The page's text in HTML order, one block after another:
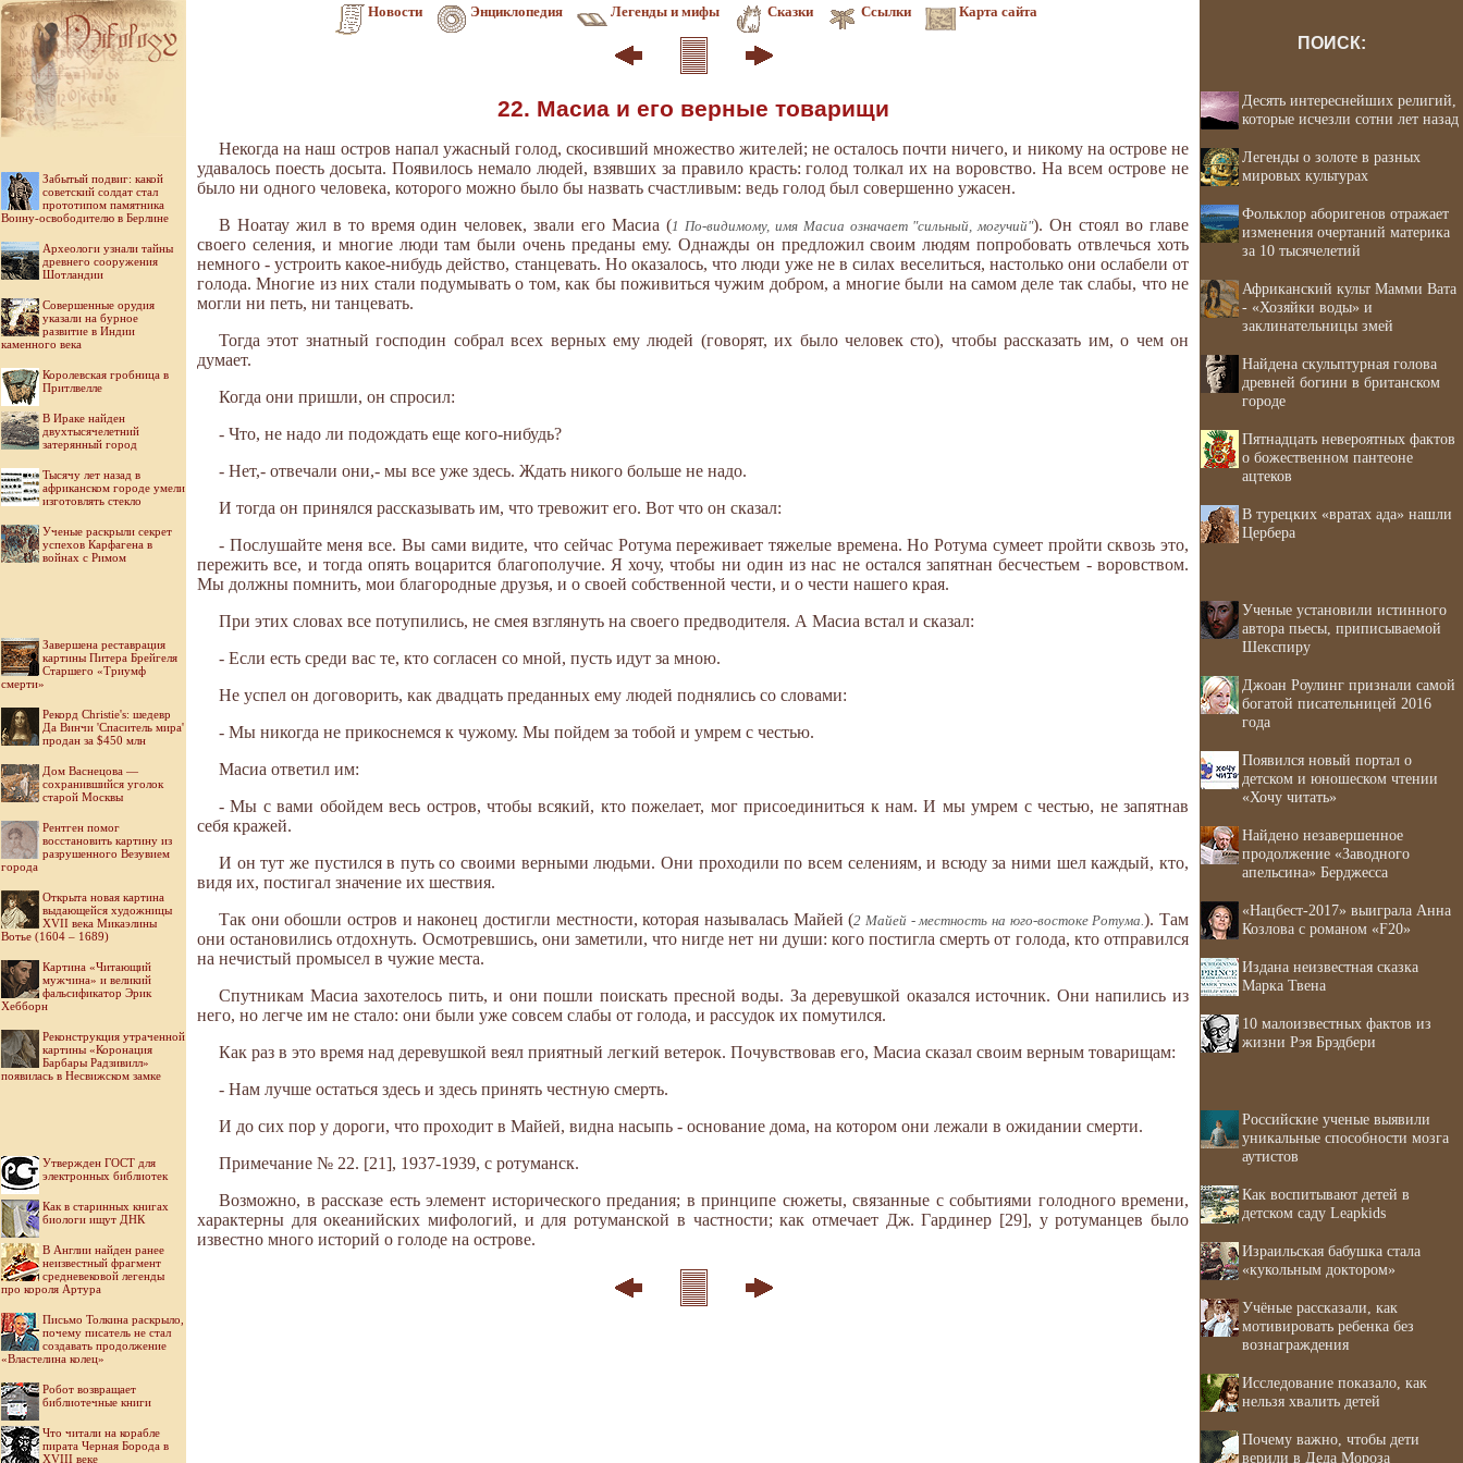
Новости Энциклопедия Легенды и мифы Сказки Ссылки Карта сайта
Забытый подвиг: какой
советский солдат стал
прототипом памятника
Воину-освободителю в Берлине
Археологи узнали тайны
древнего сооружения
Шотландии
Совершенные орудия
указали на бурное
развитие в Индии
каменного века
Королевская гробница в
Притлвелле
В Ираке найден
двухтысячелетний
затерянный город
Тысячу лет назад в
африканском городе умели
изготовлять стекло
Ученые раскрыли секрет
успехов Карфагена в
войнах с Римом
Завершена реставрация
картины Питера Брейгеля
Старшего «Триумф
смерти»
Рекорд Christie's: шедевр
Да Винчи 'Спаситель мира'
продан за $450 млн
Дом Васнецова —
сохранившийся уголок
старой Москвы
Рентген помог
восстановить картину из
разрушенного Везувием
города
Открыта новая картина
выдающейся художницы
XVII века Микаэлины
Вотье (1604 – 1689)
Картина «Читающий
мужчина» и великий
фальсификатор Эрик
Хебборн
Реконструкция утраченной
картины «Коронация
Барбары Радзивилл»
появилась в Несвижском замке
Утвержден ГОСТ для
электронных библиотек
Как в старинных книгах
биологи ищут ДНК
В Англии найден ранее
неизвестный фрагмент
средневековой легенды
про короля Артура
Письмо Толкина раскрыло,
почему писатель не стал
создавать продолжение
«Властелина колец»
Робот возвращает
библиотечные книги
Что читали на корабле
пирата Черная Борода в
XVIII веке
22. Масиа и его верные товарищи
Некогда на наш остров напал ужасный голод, скосивший множество жителей; не осталось почти ничего, и никому на острове не
удавалось поесть досыта. Появилось немало людей, взявших за правило красть: голод толкал их на воровство. На всем острове не
было ни одного человека, которого можно было бы назвать счастливым: ведь голод был совершенно ужасен.
В Ноатау жил в то время один человек, звали его Масиа (1 По-видимому, имя Масиа означает "сильный, могучий"). Он стоял во главе
своего селения, и многие люди там были очень преданы ему. Однажды он предложил своим людям попробовать отвлечься хоть
немного - устроить какое-нибудь действо, станцевать. Но оказалось, что люди уже не в силах веселиться, настолько они ослабели от
голода. Многие из них стали подумывать о том, как бы поживиться чужим добром, а многие были на самом деле так слабы, что не
могли ни петь, ни танцевать.
Тогда этот знатный господин собрал всех верных ему людей (говорят, их было человек сто), чтобы рассказать им, о чем он
думает.
Когда они пришли, он спросил:
- Что, не надо ли подождать еще кого-нибудь?
- Нет,- отвечали они,- мы все уже здесь. Ждать никого больше не надо.
И тогда он принялся рассказывать им, что тревожит его. Вот что он сказал:
- Послушайте меня все. Вы сами видите, что сейчас Ротума переживает тяжелые времена. Но Ротума сумеет пройти сквозь это,
пережить все, и тогда опять воцарится благополучие. Я хочу, чтобы ни один из нас не остался запятнан бесчестьем - воровством.
Мы должны помнить, мои благородные друзья, и о своей собственной чести, и о чести нашего края.
При этих словах все потупились, не смея взглянуть на своего предводителя. А Масиа встал и сказал:
- Если есть среди вас те, кто согласен со мной, пусть идут за мною.
Не успел он договорить, как двадцать преданных ему людей поднялись со словами:
- Мы никогда не прикоснемся к чужому. Мы пойдем за тобой и умрем с честью.
Масиа ответил им:
- Мы с вами обойдем весь остров, чтобы всякий, кто пожелает, мог присоединиться к нам. И мы умрем с честью, не запятнав
себя кражей.
И он тут же пустился в путь со своими верными людьми. Они проходили по всем селениям, и всюду за ними шел каждый, кто,
видя их, постигал значение их шествия.
Так они обошли остров и наконец достигли местности, которая называлась Майей (2 Майей - местность на юго-востоке Ротума.). Там
они остановились отдохнуть. Осмотревшись, они заметили, что нигде нет ни души: кого постигла смерть от голода, кто отправился
на нечистый промысел в чужие места.
Спутникам Масиа захотелось пить, и они пошли поискать пресной воды. За деревушкой оказался источник. Они напились из
него, но легче им не стало: они были уже совсем слабы от голода, и рассудок их помутился.
Как раз в это время над деревушкой веял приятный легкий ветерок. Почувствовав его, Масиа сказал своим верным товарищам:
- Нам лучше остаться здесь и здесь принять честную смерть.
И до сих пор у дороги, что проходит в Майей, видна насыпь - основание дома, на котором они лежали в ожидании смерти.
Примечание № 22. [21], 1937-1939, с ротуманск.
Возможно, в рассказе есть элемент исторического предания; в принципе сюжеты, связанные с событиями голодного времени,
характерны для океанийских мифологий, и для ротуманской в частности; как отмечает Дж. Гардинер [29], у ротуманцев было
известно много историй о голоде на острове.
ПОИСК:
Десять интереснейших религий,
которые исчезли сотни лет назад
Легенды о золоте в разных
мировых культурах
Фольклор аборигенов отражает
изменения очертаний материка
за 10 тысячелетий
Африканский культ Мамми Вата
- «Хозяйки воды» и
заклинательницы змей
Найдена скульптурная голова
древней богини в британском
городе
Пятнадцать невероятных фактов
о божественном пантеоне
ацтеков
В турецких «вратах ада» нашли
Цербера
Ученые установили истинного
автора пьесы, приписываемой
Шекспиру
Джоан Роулинг признали самой
богатой писательницей 2016
года
Появился новый портал о
детском и юношеском чтении
«Хочу читать»
Найдено незавершенное
продолжение «Заводного
апельсина» Берджесса
«Нацбест-2017» выиграла Анна
Козлова с романом «F20»
Издана неизвестная сказка
Марка Твена
10 малоизвестных фактов из
жизни Рэя Брэдбери
Российские ученые выявили
уникальные способности мозга
аутистов
Как воспитывают детей в
детском саду Leapkids
Израильская бабушка стала
«кукольным доктором»
Учёные рассказали, как
мотивировать ребенка без
вознаграждения
Исследование показало, как
нельзя хвалить детей
Почему важно, чтобы дети
верили в Деда Мороза